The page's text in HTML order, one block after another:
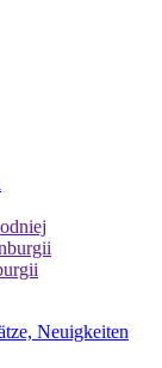
Neuigkeiten